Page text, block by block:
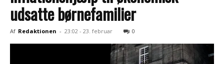
udsatte børnefamilier
Af Redaktionen - 23:02 - 23. februar 0